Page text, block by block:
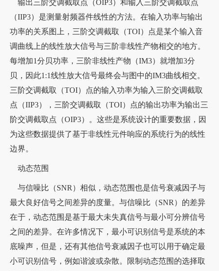
输出三阶交调截取点（OIP3）和输入三阶交调截取点
（IIP3）是测量射频器件线性的方法。在输入功率与输出
功率的关系图上，三阶交调截取（TOI）点是某个输入音
调曲线上的线性放大信号与三阶非线性产物相交的地方。
每增加1分贝功率，三阶非线性产物（IM3）就增加3分
贝，因此1:1线性放大信号最终会与图中的IM3曲线相交。
三阶交调截取（TOI）点的输入功率为输入三阶交调截取
点（IIP3），三阶交调截取（TOI）点的输出功率为输出三
阶交调截取点（OIP3）。这些是系统设计的重要数据，因
为这些数据提供了基于非线性元件响应的系统行为的线性
边界。
动态范围
与信噪比（SNR）相似，动态范围也是信号衰减因子与
最大良好信号之间差异的度量。与信噪比（SNR）的差异
在于，动态范围是基于最大未失真信号与最小可分辨信号
之间的差异。在许多情况下，最小可识别信号是系统的本
底噪声，但是，还有其他信号衰减因子也可以用于确定最
小可识别信号，例如谐波或杂散。限制动态范围的选择取